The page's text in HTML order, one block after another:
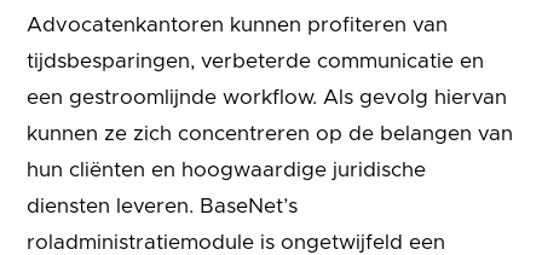
Advocatenkantoren kunnen profiteren van
tijdsbesparingen, verbeterde communicatie en
een gestroomlijnde workflow. Als gevolg hiervan
kunnen ze zich concentreren op de belangen van
hun cliënten en hoogwaardige juridische
diensten leveren. BaseNet’s
roladministratiemodule is ongetwijfeld een